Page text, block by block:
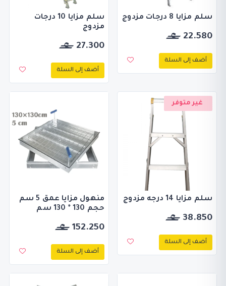
سلم مزايا 8 درجات مزدوج
22.580
أضف إلى السلة
سلم مزايا 10 درجات
مزدوج
27.300
أضف إلى السلة
غير متوفر
سلم مزايا 14 درجه مزدوج
38.850
أضف إلى السلة
منهول مزايا عمق 5 سم
حجم 130 * 130 سم
152.250
أضف إلى السلة